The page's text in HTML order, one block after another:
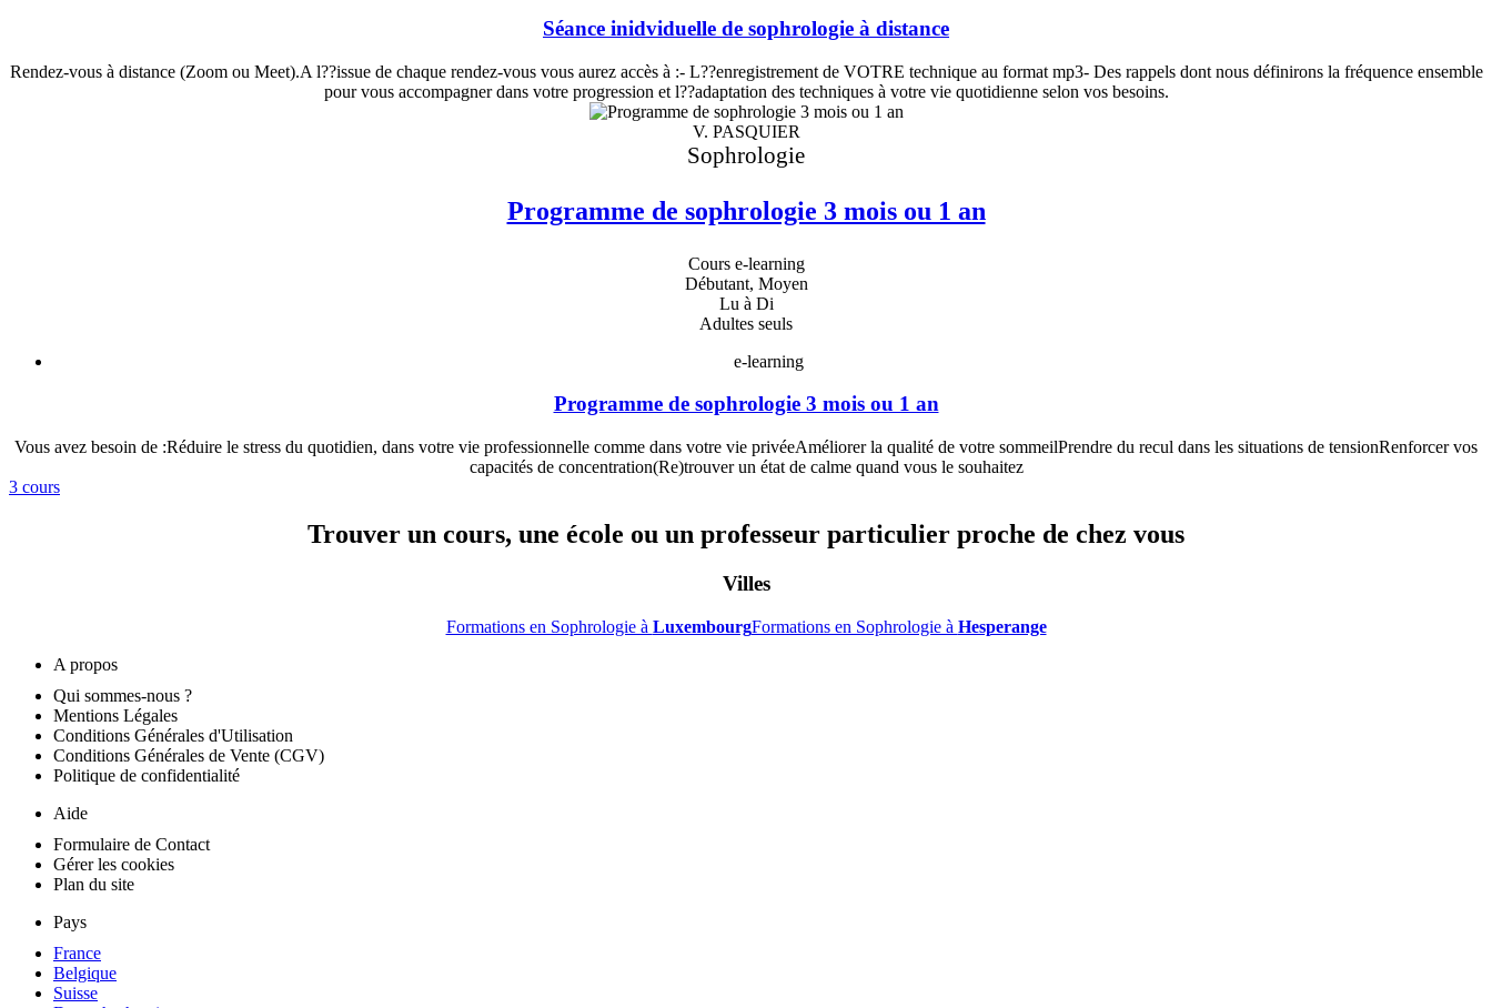
Séance inidviduelle de sophrologie à distance
Rendez-vous à distance (Zoom ou Meet).A l??issue de chaque rendez-vous vous aurez accès à :- L??enregistrement de VOTRE technique au format mp3- Des rappels dont nous définirons la fréquence ensemble
pour vous accompagner dans votre progression et l??adaptation des techniques à votre vie quotidienne selon vos besoins.
V. PASQUIER
Sophrologie
Programme de sophrologie 3 mois ou 1 an
Cours e-learning
Débutant, Moyen
Lu à Di
Adultes seuls
e-learning
Programme de sophrologie 3 mois ou 1 an
Vous avez besoin de :Réduire le stress du quotidien, dans votre vie professionnelle comme dans votre vie privéeAméliorer la qualité de votre sommeilPrendre du recul dans les situations de tensionRenforcer vos
capacités de concentration(Re)trouver un état de calme quand vous le souhaitez
3 cours
Trouver un cours, une école ou un professeur particulier proche de chez vous
Villes
Formations en Sophrologie à LuxembourgFormations en Sophrologie à Hesperange
A propos
Qui sommes-nous ?
Mentions Légales
Conditions Générales d'Utilisation
Conditions Générales de Vente (CGV)
Politique de confidentialité
Aide
Formulaire de Contact
Gérer les cookies
Plan du site
Pays
France
Belgique
Suisse